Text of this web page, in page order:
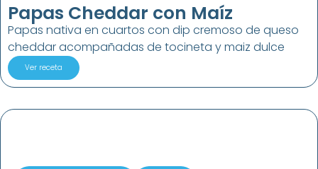
Papas Cheddar con Maíz
Papas nativa en cuartos con dip cremoso de queso
cheddar acompañadas de tocineta y maiz dulce
Ver receta